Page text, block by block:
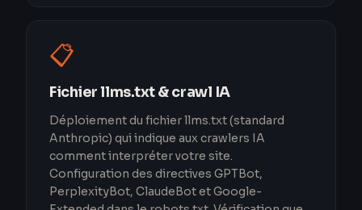
📋
Fichier llms.txt & crawl IA
Déploiement du fichier llms.txt (standard
Anthropic) qui indique aux crawlers IA
comment interpréter votre site.
Configuration des directives GPTBot,
PerplexityBot, ClaudeBot et Google-